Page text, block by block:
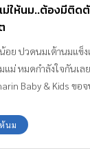
ม่ให้นม..ต้องมีติด
อย ปวดนมเต้านมแข็
แม่ หมดกำลังใจกันเ
Baby & Kids
ร์ทพร้อมในการที่อย
าก็อย่าได้ท้อถอย แต่ข
นม